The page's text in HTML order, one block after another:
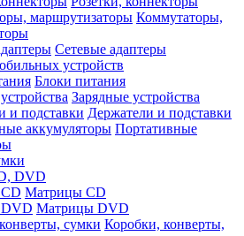
Коммутаторы,
Сетевые адаптеры
устройств
Блоки питания
Зарядные устройства
Держатели и подставки
Портативные
DVD
Матрицы CD
Матрицы DVD
Коробки, конверты,